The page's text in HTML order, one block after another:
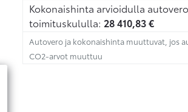
Kokonaishinta arvioidulla
toimituskululla: 28 410,83€
Autovero ja kokonaishinta muuttuvat, jos
CO2-arvot muuttuu